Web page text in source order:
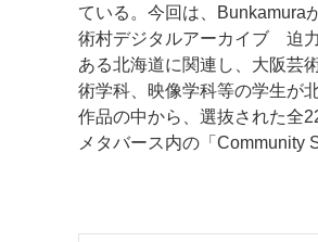
ている。今回は、Bunkamura
術村デジタルアーカイブ 迫
ある北海道に関連し、大阪芸
術学科、映像学科等の学生が
作品の中から、選抜された全
メタバース内の「Community